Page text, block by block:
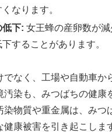
なります。
低下: 女王蜂の産卵数が
することがあります。
でなく、工場や自動車か
汚染も、みつばちの健康
染物質や重金属は、みつ
健康被害を引き起こしま